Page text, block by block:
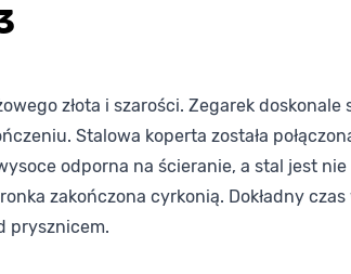
złota i szarości. Zegarek
Stalowa koperta została
odporna na ścieranie, a stal jest
zakończona cyrkonią. Dokładny
prysznicem.